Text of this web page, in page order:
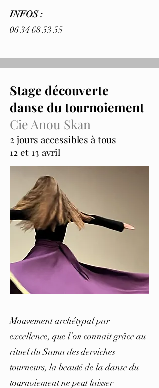
INFOS :
06 34 68 53 55
Stage découverte
danse du tournoiement
Cie Anou Skan
2 jours accessibles à tous
12 et 13 avril
Mouvement archétypal par
excellence, que l’on connait grâce au
rituel du Sama des derviches
tourneurs, la beauté de la danse du
tournoiement ne peut laisser